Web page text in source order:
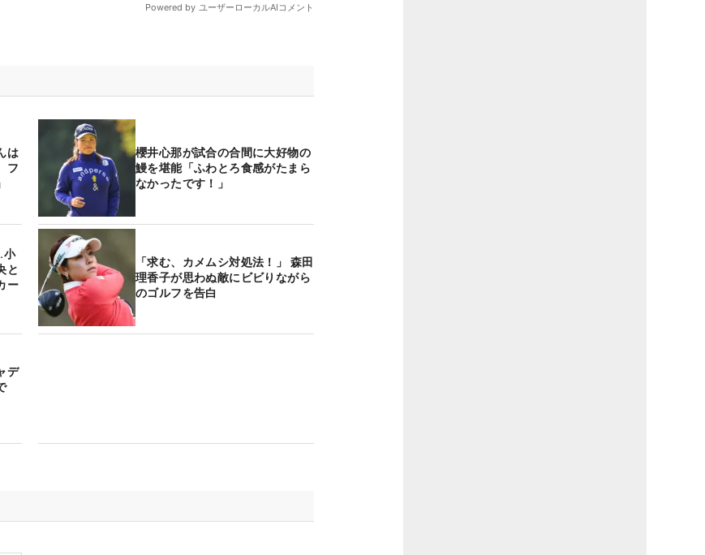
は
フ
櫻井心那が試合の合間に大好物の
鰻を堪能「ふわとろ食感がたまら
なかったです！」
小
と
ー
「求む、カメムシ対処法！」 森田
理香子が思わぬ敵にビビりながら
のゴルフを告白
デ